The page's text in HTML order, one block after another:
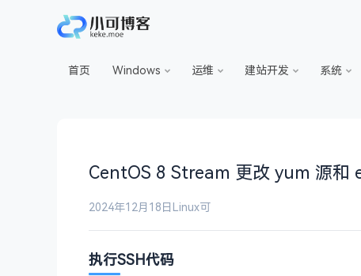
首页 Windows 运维 建站开发 系统
CentOS 8 Stream 更改 yum 源和
2024年12月18日Linux可
执行SSH代码